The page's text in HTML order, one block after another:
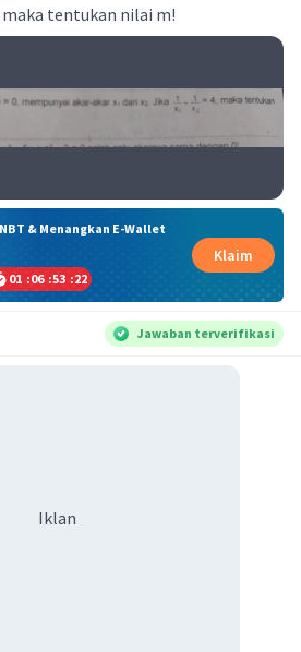
maka tentukan nilai m!
& Menangkan E-Wallet
01 :06 :53 :21
Klaim
Jawaban terverifikasi
Iklan